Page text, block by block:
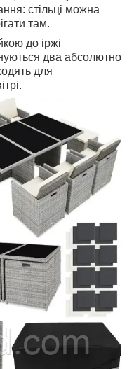
стільці можна
там.
до іржі
два абсолютно
для